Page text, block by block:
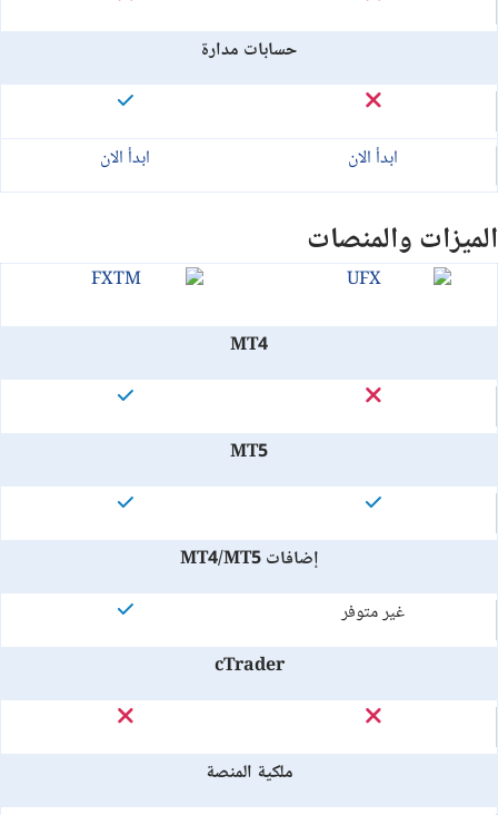
حسابات مدارة
ابدأ الان ابدأ الان
الميزات والمنصات
MT4
MT5
إضافات MT4/MT5
غير متوفر
cTrader
ملكية المنصة